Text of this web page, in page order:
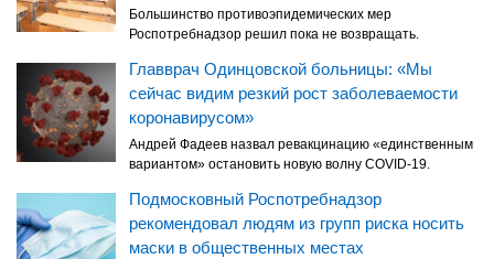
Большинство противоэпидемических мер
Роспотребнадзор решил пока не возвращать.
Главврач Одинцовской больницы: «Мы
сейчас видим резкий рост заболеваемости
коронавирусом»
Андрей Фадеев назвал ревакцинацию «единственным
вариантом» остановить новую волну COVID-19.
Подмосковный Роспотребнадзор
рекомендовал людям из групп риска носить
маски в общественных местах